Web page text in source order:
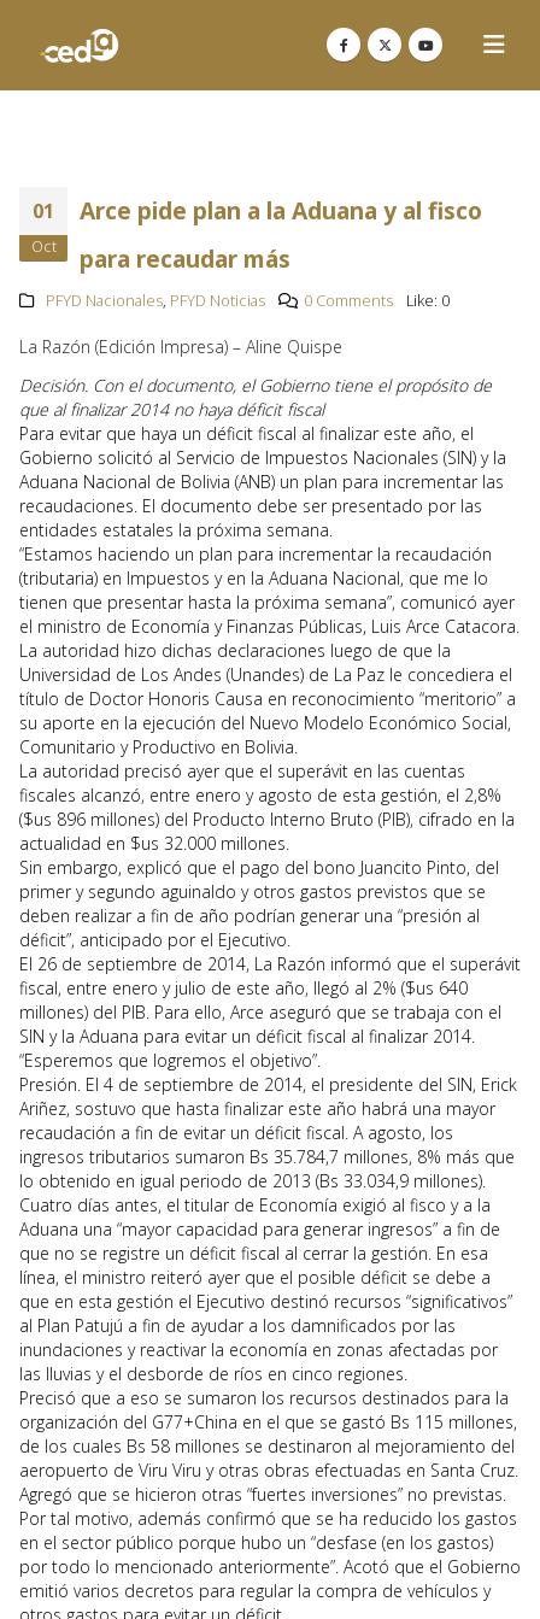
01
Oct
Arce pide plan a la Aduana y al fisco
para recaudar más
PFYD Nacionales, PFYD Noticias 0 Comments Like: 0
La Razón (Edición Impresa) – Aline Quispe
Decisión. Con el documento, el Gobierno tiene el propósito de
que al finalizar 2014 no haya déficit fiscal
Para evitar que haya un déficit fiscal al finalizar este año, el
Gobierno solicitó al Servicio de Impuestos Nacionales (SIN) y la
Aduana Nacional de Bolivia (ANB) un plan para incrementar las
recaudaciones. El documento debe ser presentado por las
entidades estatales la próxima semana.
“Estamos haciendo un plan para incrementar la recaudación
(tributaria) en Impuestos y en la Aduana Nacional, que me lo
tienen que presentar hasta la próxima semana”, comunicó ayer
el ministro de Economía y Finanzas Públicas, Luis Arce Catacora.
La autoridad hizo dichas declaraciones luego de que la
Universidad de Los Andes (Unandes) de La Paz le concediera el
título de Doctor Honoris Causa en reconocimiento “meritorio” a
su aporte en la ejecución del Nuevo Modelo Económico Social,
Comunitario y Productivo en Bolivia.
La autoridad precisó ayer que el superávit en las cuentas
fiscales alcanzó, entre enero y agosto de esta gestión, el 2,8%
($us 896 millones) del Producto Interno Bruto (PIB), cifrado en la
actualidad en $us 32.000 millones.
Sin embargo, explicó que el pago del bono Juancito Pinto, del
primer y segundo aguinaldo y otros gastos previstos que se
deben realizar a fin de año podrían generar una “presión al
déficit”, anticipado por el Ejecutivo.
El 26 de septiembre de 2014, La Razón informó que el superávit
fiscal, entre enero y julio de este año, llegó al 2% ($us 640
millones) del PIB. Para ello, Arce aseguró que se trabaja con el
SIN y la Aduana para evitar un déficit fiscal al finalizar 2014.
“Esperemos que logremos el objetivo”.
Presión. El 4 de septiembre de 2014, el presidente del SIN, Erick
Ariñez, sostuvo que hasta finalizar este año habrá una mayor
recaudación a fin de evitar un déficit fiscal. A agosto, los
ingresos tributarios sumaron Bs 35.784,7 millones, 8% más que
lo obtenido en igual periodo de 2013 (Bs 33.034,9 millones).
Cuatro días antes, el titular de Economía exigió al fisco y a la
Aduana una “mayor capacidad para generar ingresos” a fin de
que no se registre un déficit fiscal al cerrar la gestión. En esa
línea, el ministro reiteró ayer que el posible déficit se debe a
que en esta gestión el Ejecutivo destinó recursos “significativos”
al Plan Patujú a fin de ayudar a los damnificados por las
inundaciones y reactivar la economía en zonas afectadas por
las lluvias y el desborde de ríos en cinco regiones.
Precisó que a eso se sumaron los recursos destinados para la
organización del G77+China en el que se gastó Bs 115 millones,
de los cuales Bs 58 millones se destinaron al mejoramiento del
aeropuerto de Viru Viru y otras obras efectuadas en Santa Cruz.
Agregó que se hicieron otras “fuertes inversiones” no previstas.
Por tal motivo, además confirmó que se ha reducido los gastos
en el sector público porque hubo un “desfase (en los gastos)
por todo lo mencionado anteriormente”. Acotó que el Gobierno
emitió varios decretos para regular la compra de vehículos y
otros gastos para evitar un déficit.